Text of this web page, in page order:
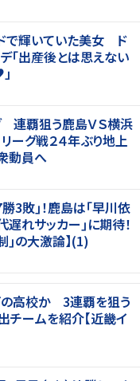
で輝いていた美女 ド
「出産後とは思えない
連覇狙う鹿島ＶＳ横浜
ーグ戦２４年ぶり地上
動員へ
3敗｣！鹿島は｢早川依
遅れサッカー｣に期待！
｣の大激論】(1)
高校か 3連覇を狙う
チームを紹介【近畿イ